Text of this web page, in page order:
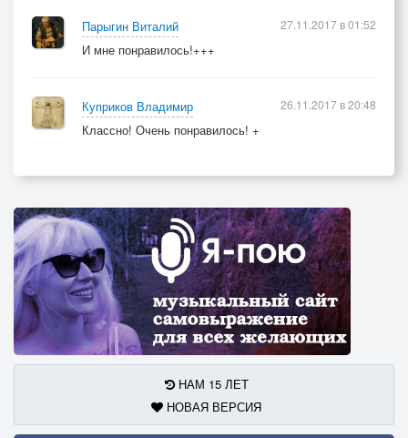
Парыгин Виталий
И мне понравилось!+++
27.11.2017 в 01:52
Куприков Владимир
Классно! Очень понравилось! +
26.11.2017 в 20:48
НАМ 15 ЛЕТ
НОВАЯ ВЕРСИЯ